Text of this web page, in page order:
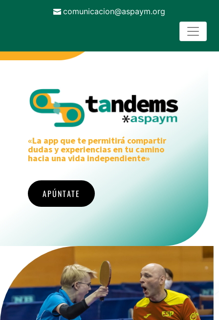
comunicacion@aspaym.org
«La app que te permitirá compartir
dudas y experiencias en tu camino
hacia una vida independiente»
APÚNTATE
Conoce Tandems